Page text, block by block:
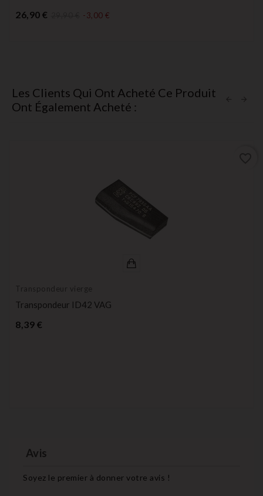
26,90 € -3,00 €
Les Clients Qui Ont Acheté Ce Produit
Ont Également Acheté :
Transpondeur vierge
Transpondeur ID42 VAG
8,39 €
Avis
Soyez le premier à donner votre avis !